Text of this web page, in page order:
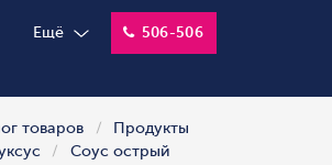
Ещё 506-506
товаров
Продукты
Соус острый